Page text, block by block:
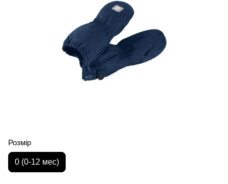
Розмір
0 (0-12 мес)